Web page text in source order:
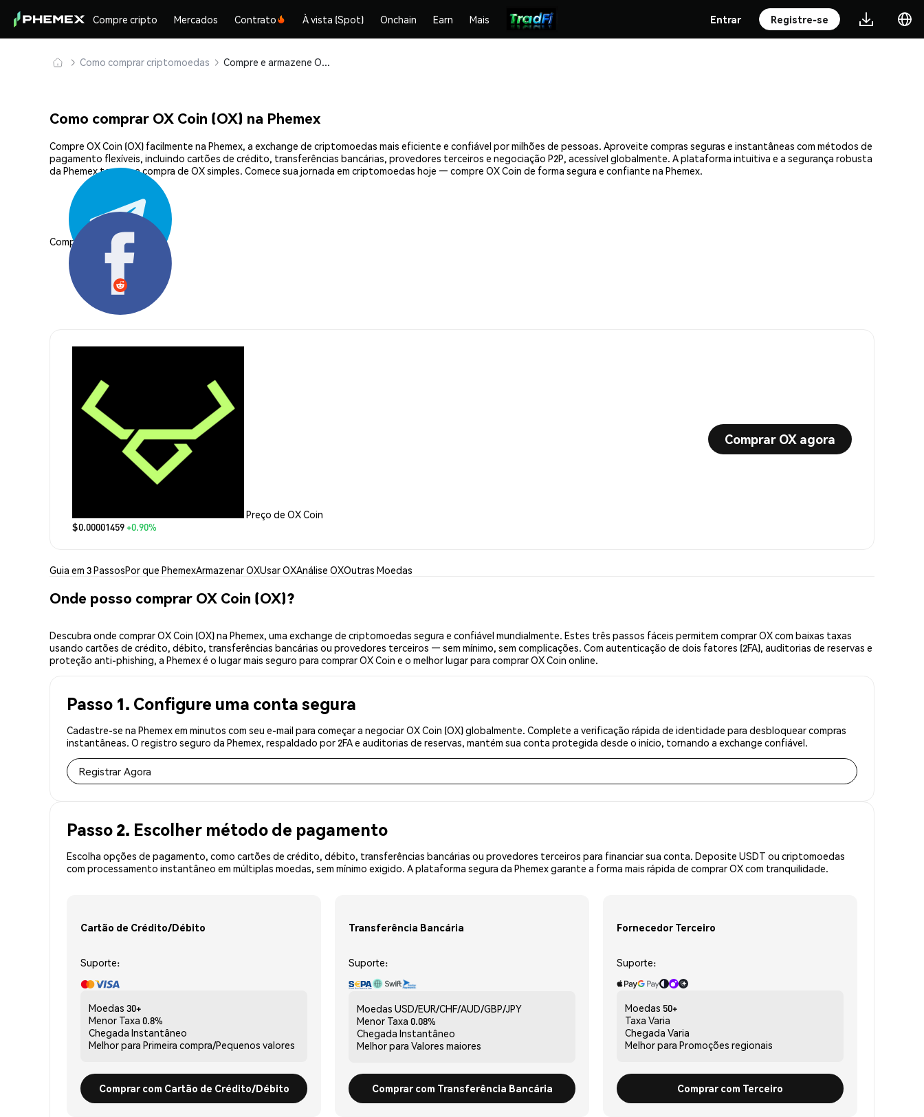
Compre cripto Mercados Contrato À vista (Spot) Onchain Earn Mais Entrar Registre-se
Como comprar criptomoedas Compre e armazene OX Coin (OX) com segurança
Como comprar OX Coin (OX) na Phemex
Compre OX Coin (OX) facilmente na Phemex, a exchange de criptomoedas mais eficiente e confiável por milhões de pessoas. Aproveite compras seguras e instantâneas com métodos de
pagamento flexíveis, incluindo cartões de crédito, transferências bancárias, provedores terceiros e negociação P2P, acessível globalmente. A plataforma intuitiva e a segurança robusta
da Phemex tornam a compra de OX simples. Comece sua jornada em criptomoedas hoje — compre OX Coin de forma segura e confiante na Phemex.
Compartilhar:
Preço de OX Coin
$0.00001459+0.90%
Comprar OX agora
Guia em 3 PassosPor que PhemexArmazenar OXUsar OXAnálise OXOutras Moedas
Onde posso comprar OX Coin (OX)?
Descubra onde comprar OX Coin (OX) na Phemex, uma exchange de criptomoedas segura e confiável mundialmente. Estes três passos fáceis permitem comprar OX com baixas taxas
usando cartões de crédito, débito, transferências bancárias ou provedores terceiros — sem mínimo, sem complicações. Com autenticação de dois fatores (2FA), auditorias de reservas e
proteção anti-phishing, a Phemex é o lugar mais seguro para comprar OX Coin e o melhor lugar para comprar OX Coin online.
Passo 1. Configure uma conta segura
Cadastre-se na Phemex em minutos com seu e-mail para começar a negociar OX Coin (OX) globalmente. Complete a verificação rápida de identidade para desbloquear compras
instantâneas. O registro seguro da Phemex, respaldado por 2FA e auditorias de reservas, mantém sua conta protegida desde o início, tornando a exchange confiável.
Registrar Agora
Passo 2. Escolher método de pagamento
Escolha opções de pagamento, como cartões de crédito, débito, transferências bancárias ou provedores terceiros para financiar sua conta. Deposite USDT ou criptomoedas
com processamento instantâneo em múltiplas moedas, sem mínimo exigido. A plataforma segura da Phemex garante a forma mais rápida de comprar OX com tranquilidade.
Cartão de Crédito/Débito
Suporte:
Moedas 30+
Menor Taxa 0.8%
Chegada Instantâneo
Melhor para Primeira compra/Pequenos valores
Comprar com Cartão de Crédito/Débito
Transferência Bancária
Suporte:
Moedas USD/EUR/CHF/AUD/GBP/JPY
Menor Taxa 0.08%
Chegada Instantâneo
Melhor para Valores maiores
Comprar com Transferência Bancária
Fornecedor Terceiro
Suporte:
Moedas 50+
Taxa Varia
Chegada Varia
Melhor para Promoções regionais
Comprar com Terceiro